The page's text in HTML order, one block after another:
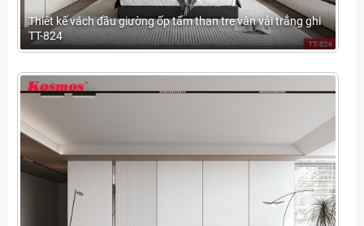
Thiết kế vách đầu giường ốp tấm than tre vân vải trắng ghi
TT-824